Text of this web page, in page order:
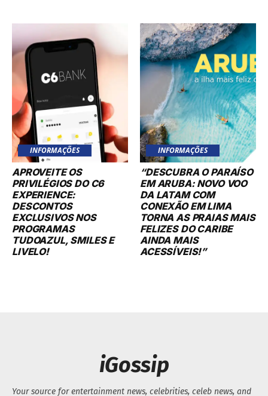
INFORMAÇÕES
APROVEITE OS
PRIVILÉGIOS DO C6
EXPERIENCE:
DESCONTOS
EXCLUSIVOS NOS
PROGRAMAS
TUDOAZUL, SMILES E
LIVELO!
INFORMAÇÕES
“DESCUBRA O PARAÍSO
EM ARUBA: NOVO VOO
DA LATAM COM
CONEXÃO EM LIMA
TORNA AS PRAIAS MAIS
FELIZES DO CARIBE
AINDA MAIS
ACESSÍVEIS!”
iGossip
Your source for entertainment news, celebrities, celeb news, and